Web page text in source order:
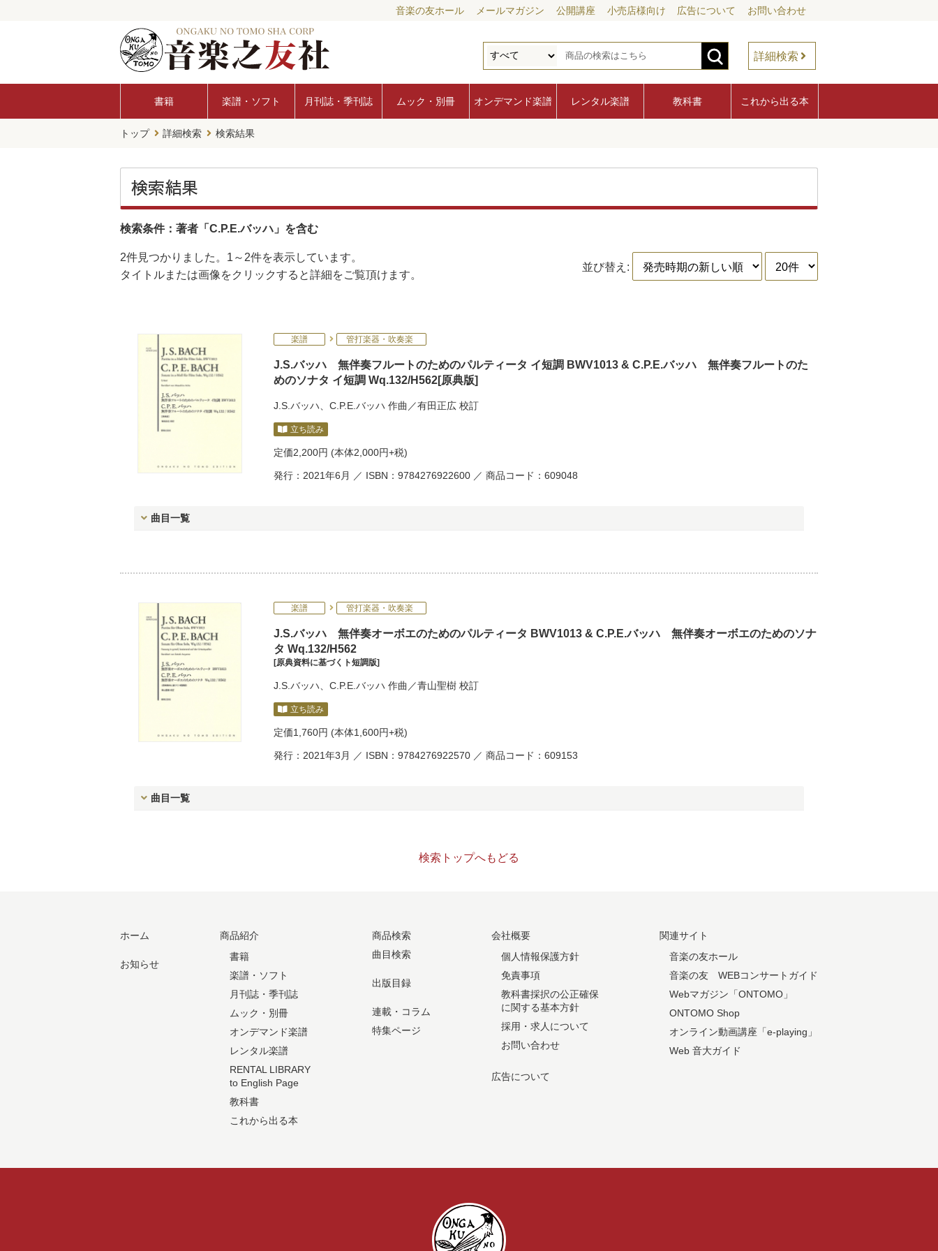
音楽の友ホール メールマガジン 公開講座 小売店様向け 広告について お問い合わせ
詳細検索
書籍 楽譜・ソフト 月刊誌・季刊誌 ムック・別冊 オンデマンド楽譜 レンタル楽譜 教科書 これから出る本
トップ 詳細検索 検索結果
検索結果
検索条件：著者「C.P.E.バッハ」を含む
2件見つかりました。 1～2件を表示しています。
タイトルまたは画像をクリックすると詳細をご覧頂けます。
並び替え:
楽譜 管打楽器・吹奏楽
J.S.バッハ 無伴奏フルートのためのパルティータ イ短調 BWV1013 & C.P.E.バッハ 無伴奏フルートのた
めのソナタ イ短調 Wq.132/H562[原典版]
J.S.バッハ C.P.E.バッハ 作曲／有田正広 校訂
立ち読み
定価2,200円 (本体2,000円+税)
発行：2021年6月 ／ ISBN：9784276922600 ／ 商品コード：609048
曲目一覧
楽譜 管打楽器・吹奏楽
J.S.バッハ 無伴奏オーボエのためのパルティータ BWV1013 & C.P.E.バッハ 無伴奏オーボエのためのソナ
タ Wq.132/H562
[原典資料に基づくト短調版]
J.S.バッハ C.P.E.バッハ 作曲／青山聖樹 校訂
立ち読み
定価1,760円 (本体1,600円+税)
発行：2021年3月 ／ ISBN：9784276922570 ／ 商品コード：609153
曲目一覧
検索トップへもどる
ホーム
お知らせ
商品紹介
書籍
楽譜・ソフト
月刊誌・季刊誌
ムック・別冊
オンデマンド楽譜
レンタル楽譜
RENTAL LIBRARY
to English Page
教科書
これから出る本
商品検索
曲目検索
出版目録
連載・コラム
特集ページ
会社概要
個人情報保護方針
免責事項
教科書採択の公正確保
に関する基本方針
採用・求人について
お問い合わせ
広告について
関連サイト
音楽の友ホール
音楽の友 WEBコンサートガイド
Webマガジン「ONTOMO」
ONTOMO Shop
オンライン動画講座「e-playing」
Web 音大ガイド